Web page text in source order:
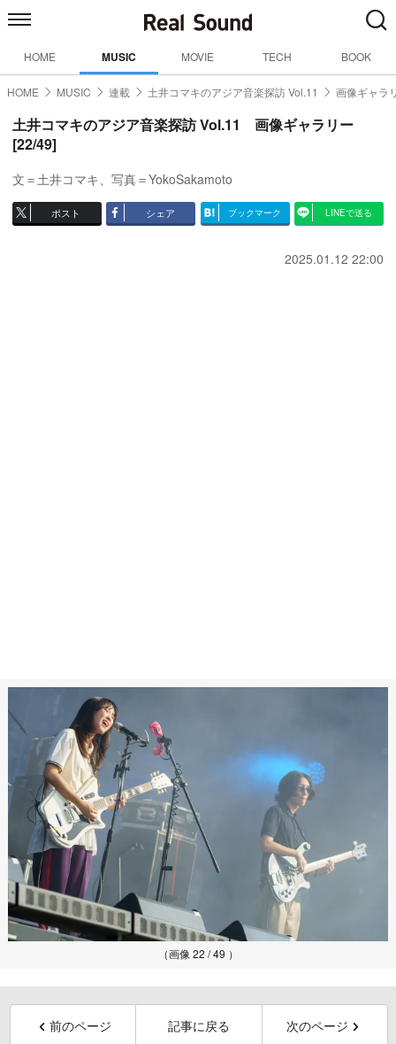
HOME MUSIC MOVIE TECH BOOK
HOME MUSIC 連載 土井コマキのアジア音楽探訪 Vol.11 画像ギャラ
土井コマキのアジア音楽探訪 Vol.11 画像ギャラリー
[22/49]
文＝土井コマキ、写真＝YokoSakamoto
ポスト シェア ブックマーク LINEで送る
2025.01.12 22:00
（画像 22 / 49 ）
前のページ 記事に戻る 次のページ